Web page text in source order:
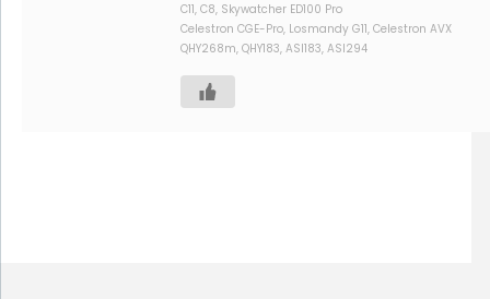
C11, C8, Skywatcher ED100 Pro
Celestron CGE-Pro, Losmandy G11, Celestron AVX
QHY268m, QHY183, ASI183, ASI294